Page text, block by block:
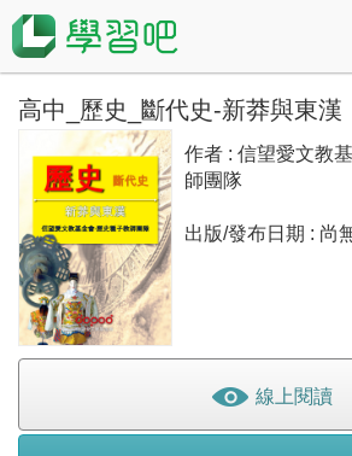
課程總覽
高中_歷史_斷代史-新莽與東漢
作者 : 信望愛文教
師團隊
出版/發布日期 : 尚
線上閱讀